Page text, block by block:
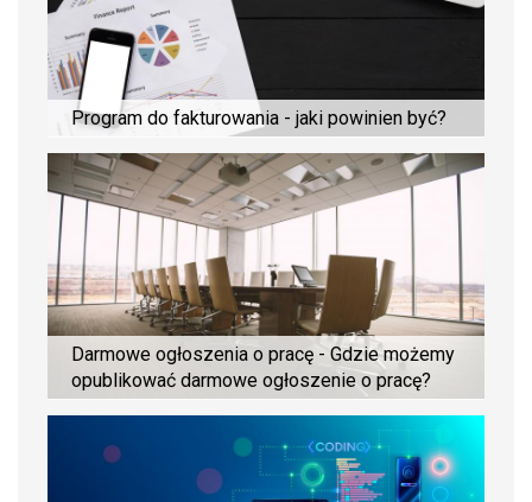
Program do fakturowania - jaki powinien być?
Darmowe ogłoszenia o pracę - Gdzie możemy
opublikować darmowe ogłoszenie o pracę?